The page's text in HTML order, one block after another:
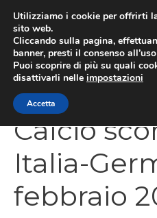
contenuto
Calcio
Italia-
febbraio
Utilizziamo i cookie per offrirti
sito web.
Cliccando sulla pagina,
banner, presti il consenso
Puoi scoprire di più su quali
disattivarli nelle impostazioni
Accetta